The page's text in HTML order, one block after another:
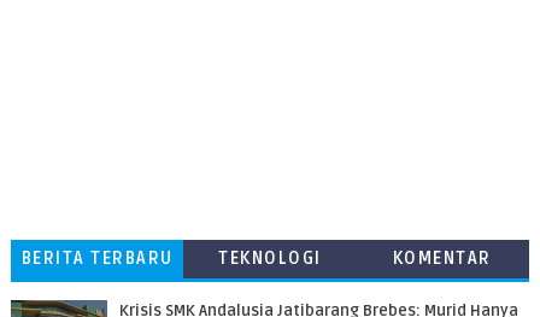
BERITA TERBARU TEKNOLOGI
KOMENTAR
Krisis SMK Andalusia Jatibarang Brebes: Murid Hanya